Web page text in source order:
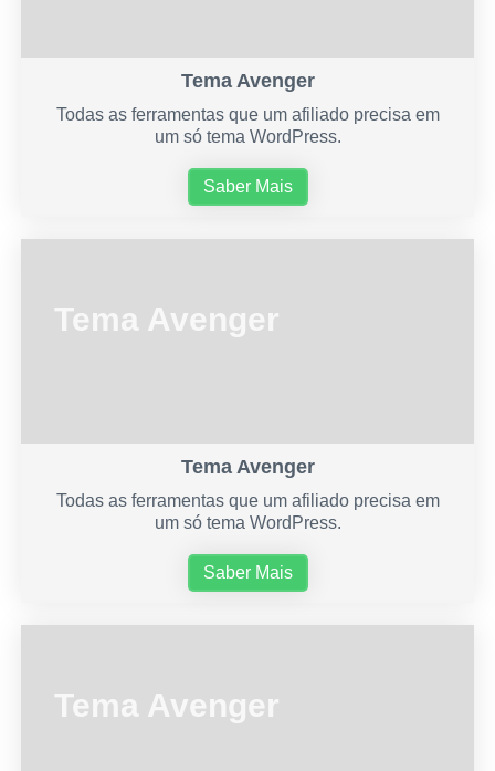
Tema Avenger
Todas as ferramentas que um afiliado precisa em
um só tema WordPress.
Saber Mais
Tema Avenger
Tema Avenger
Todas as ferramentas que um afiliado precisa em
um só tema WordPress.
Saber Mais
Tema Avenger